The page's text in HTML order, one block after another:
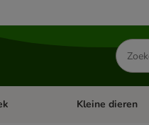
Zoeken
naar
menu: Kat Open categorie
Kleine dieren